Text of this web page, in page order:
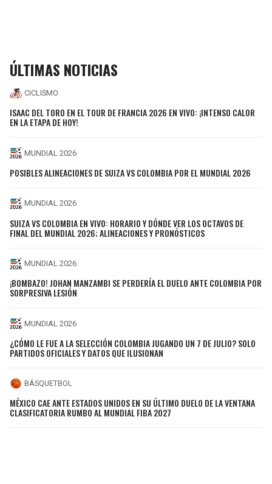
ÚLTIMAS NOTICIAS
CICLISMO
ISAAC DEL TORO EN EL TOUR DE FRANCIA 2026 EN VIVO: ¡INTENSO CALOR
EN LA ETAPA DE HOY!
MUNDIAL 2026
POSIBLES ALINEACIONES DE SUIZA VS COLOMBIA POR EL MUNDIAL 2026
MUNDIAL 2026
SUIZA VS COLOMBIA EN VIVO: HORARIO Y DÓNDE VER LOS OCTAVOS DE
FINAL DEL MUNDIAL 2026; ALINEACIONES Y PRONÓSTICOS
MUNDIAL 2026
¡BOMBAZO! JOHAN MANZAMBI SE PERDERÍA EL DUELO ANTE COLOMBIA POR
SORPRESIVA LESIÓN
MUNDIAL 2026
¿CÓMO LE FUE A LA SELECCIÓN COLOMBIA JUGANDO UN 7 DE JULIO? SOLO
PARTIDOS OFICIALES Y DATOS QUE ILUSIONAN
BÁSQUETBOL
MÉXICO CAE ANTE ESTADOS UNIDOS EN SU ÚLTIMO DUELO DE LA VENTANA
CLASIFICATORIA RUMBO AL MUNDIAL FIBA 2027